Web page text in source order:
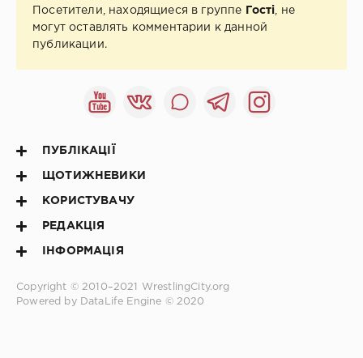
Посетители, находящиеся в группе
Гості , не
могут оставлять комментарии к данной
публикации.
ПУБЛІКАЦІЇ
ЩОТИЖНЕВИКИ
КОРИСТУВАЧУ
РЕДАКЦІЯ
ІНФОРМАЦІЯ
Copyright © 2010–2021
WrestlingCity.org
Powered by DataLife Engine © 2020